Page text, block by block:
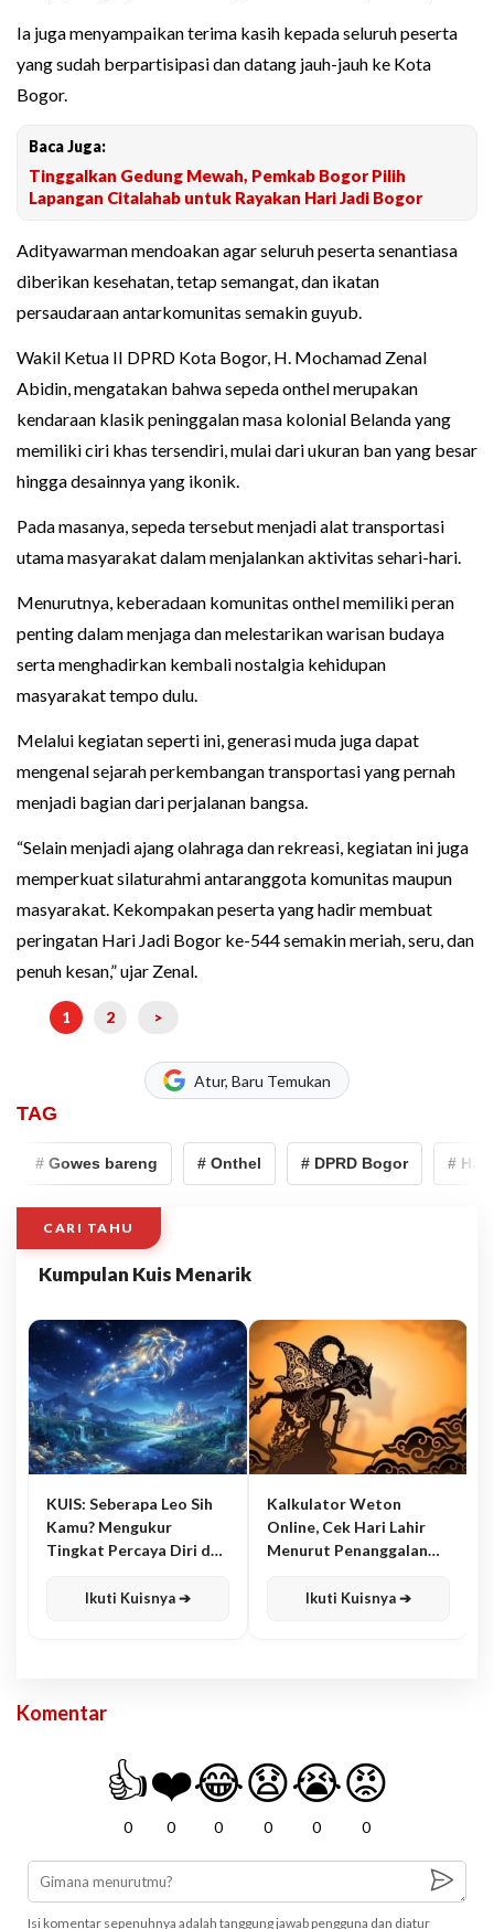
Ia juga menyampaikan terima kasih kepada seluruh peserta
yang sudah berpartisipasi dan datang jauh-jauh ke Kota
Bogor.
Baca Juga:
Tinggalkan Gedung Mewah, Pemkab Bogor Pilih
Lapangan Citalahab untuk Rayakan Hari Jadi Bogor
Adityawarman mendoakan agar seluruh peserta senantiasa
diberikan kesehatan, tetap semangat, dan ikatan
persaudaraan antarkomunitas semakin guyub.
Wakil Ketua II DPRD Kota Bogor, H. Mochamad Zenal
Abidin, mengatakan bahwa sepeda onthel merupakan
kendaraan klasik peninggalan masa kolonial Belanda yang
memiliki ciri khas tersendiri, mulai dari ukuran ban yang besar
hingga desainnya yang ikonik.
Pada masanya, sepeda tersebut menjadi alat transportasi
utama masyarakat dalam menjalankan aktivitas sehari-hari.
Menurutnya, keberadaan komunitas onthel memiliki peran
penting dalam menjaga dan melestarikan warisan budaya
serta menghadirkan kembali nostalgia kehidupan
masyarakat tempo dulu.
Melalui kegiatan seperti ini, generasi muda juga dapat
mengenal sejarah perkembangan transportasi yang pernah
menjadi bagian dari perjalanan bangsa.
“Selain menjadi ajang olahraga dan rekreasi, kegiatan ini juga
memperkuat silaturahmi antaranggota komunitas maupun
masyarakat. Kekompakan peserta yang hadir membuat
peringatan Hari Jadi Bogor ke-544 semakin meriah, seru, dan
penuh kesan,” ujar Zenal.
1 2 >
Atur, Baru Temukan
TAG
# Gowes bareng # Onthel # DPRD Bogor # HJB
CARI TAHU
Kumpulan Kuis Menarik
KUIS: Seberapa Leo Sih
Kamu? Mengukur
Tingkat Percaya Diri dan
Ikuti Kuisnya ➔
Kalkulator Weton
Online, Cek Hari Lahir
Menurut Penanggalan
Ikuti Kuisnya ➔
Komentar
👍
0
❤️
0
😂
0
😧
0
😭
0
😡
0
Isi komentar sepenuhnya adalah tanggung jawab pengguna dan diatur